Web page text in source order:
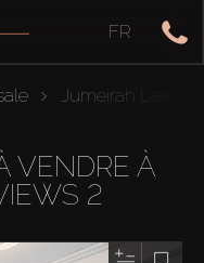
FR
Jumeirah Lakes
VENDRE À
2